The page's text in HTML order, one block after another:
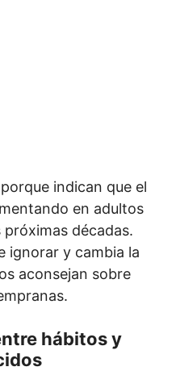
indican que el
en adultos
décadas.
ignorar y cambia la
aconsejan sobre
hábitos y